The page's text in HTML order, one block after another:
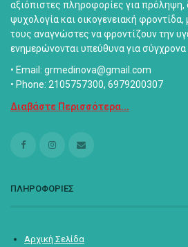
αξιόπιστες πληροφορίες για
ψυχολογία και οικογενειακή
τους αναγνώστες να φροντίζουν την
ενημερώνονται υπεύθυνα για σύγχρονα
• Email: grmedinova@gmail.com
• Phone: 2105757300, 6979200307
Διαβάστε Περισσότερα...
ΠΛΗΡΟΦΟΡΙΕΣ
Αρχική Σελίδα